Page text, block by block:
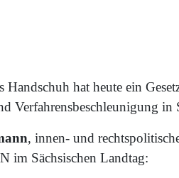
Handschuh hat heute ein
Verfahrensbeschleunigung in
, innen- und
Sächsischen Landtag: